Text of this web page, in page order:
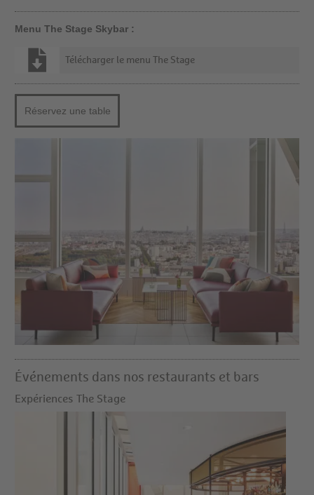
Menu The Stage Skybar :
Télécharger le menu The Stage
Réservez une table
Événements dans nos restaurants et bars
Expériences The Stage